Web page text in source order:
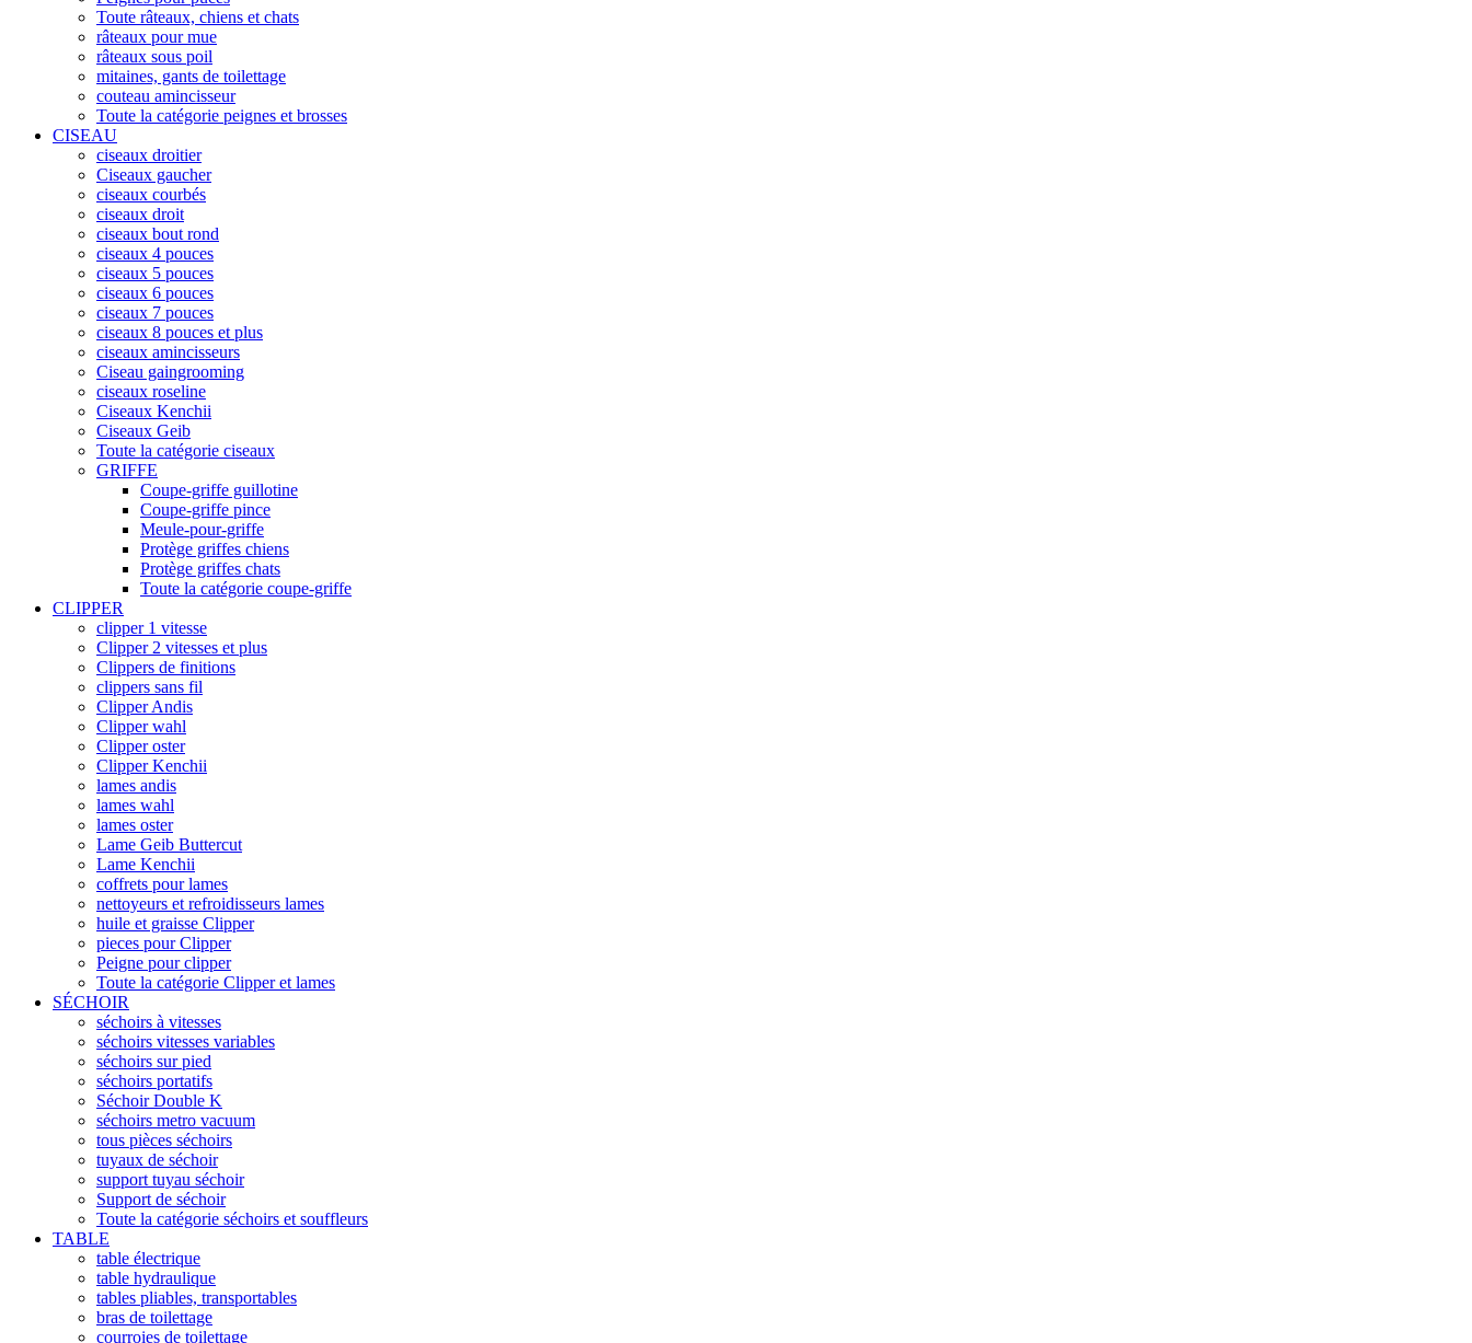
Toute râteaux, chiens et chats
râteaux pour mue
râteaux sous poil
mitaines, gants de toilettage
couteau amincisseur
Toute la catégorie peignes et brosses
CISEAU
ciseaux droitier
Ciseaux gaucher
ciseaux courbés
ciseaux droit
ciseaux bout rond
ciseaux 4 pouces
ciseaux 5 pouces
ciseaux 6 pouces
ciseaux 7 pouces
ciseaux 8 pouces et plus
ciseaux amincisseurs
Ciseau gaingrooming
ciseaux roseline
Ciseaux Kenchii
Ciseaux Geib
Toute la catégorie ciseaux
GRIFFE
Coupe-griffe guillotine
Coupe-griffe pince
Meule-pour-griffe
Protège griffes chiens
Protège griffes chats
Toute la catégorie coupe-griffe
CLIPPER
clipper 1 vitesse
Clipper 2 vitesses et plus
Clippers de finitions
clippers sans fil
Clipper Andis
Clipper wahl
Clipper oster
Clipper Kenchii
lames andis
lames wahl
lames oster
Lame Geib Buttercut
Lame Kenchii
coffrets pour lames
nettoyeurs et refroidisseurs lames
huile et graisse Clipper
pieces pour Clipper
Peigne pour clipper
Toute la catégorie Clipper et lames
SÉCHOIR
séchoirs à vitesses
séchoirs vitesses variables
séchoirs sur pied
séchoirs portatifs
Séchoir Double K
séchoirs metro vacuum
tous pièces séchoirs
tuyaux de séchoir
support tuyau séchoir
Support de séchoir
Toute la catégorie séchoirs et souffleurs
TABLE
table électrique
table hydraulique
tables pliables, transportables
bras de toilettage
courroies de toilettage